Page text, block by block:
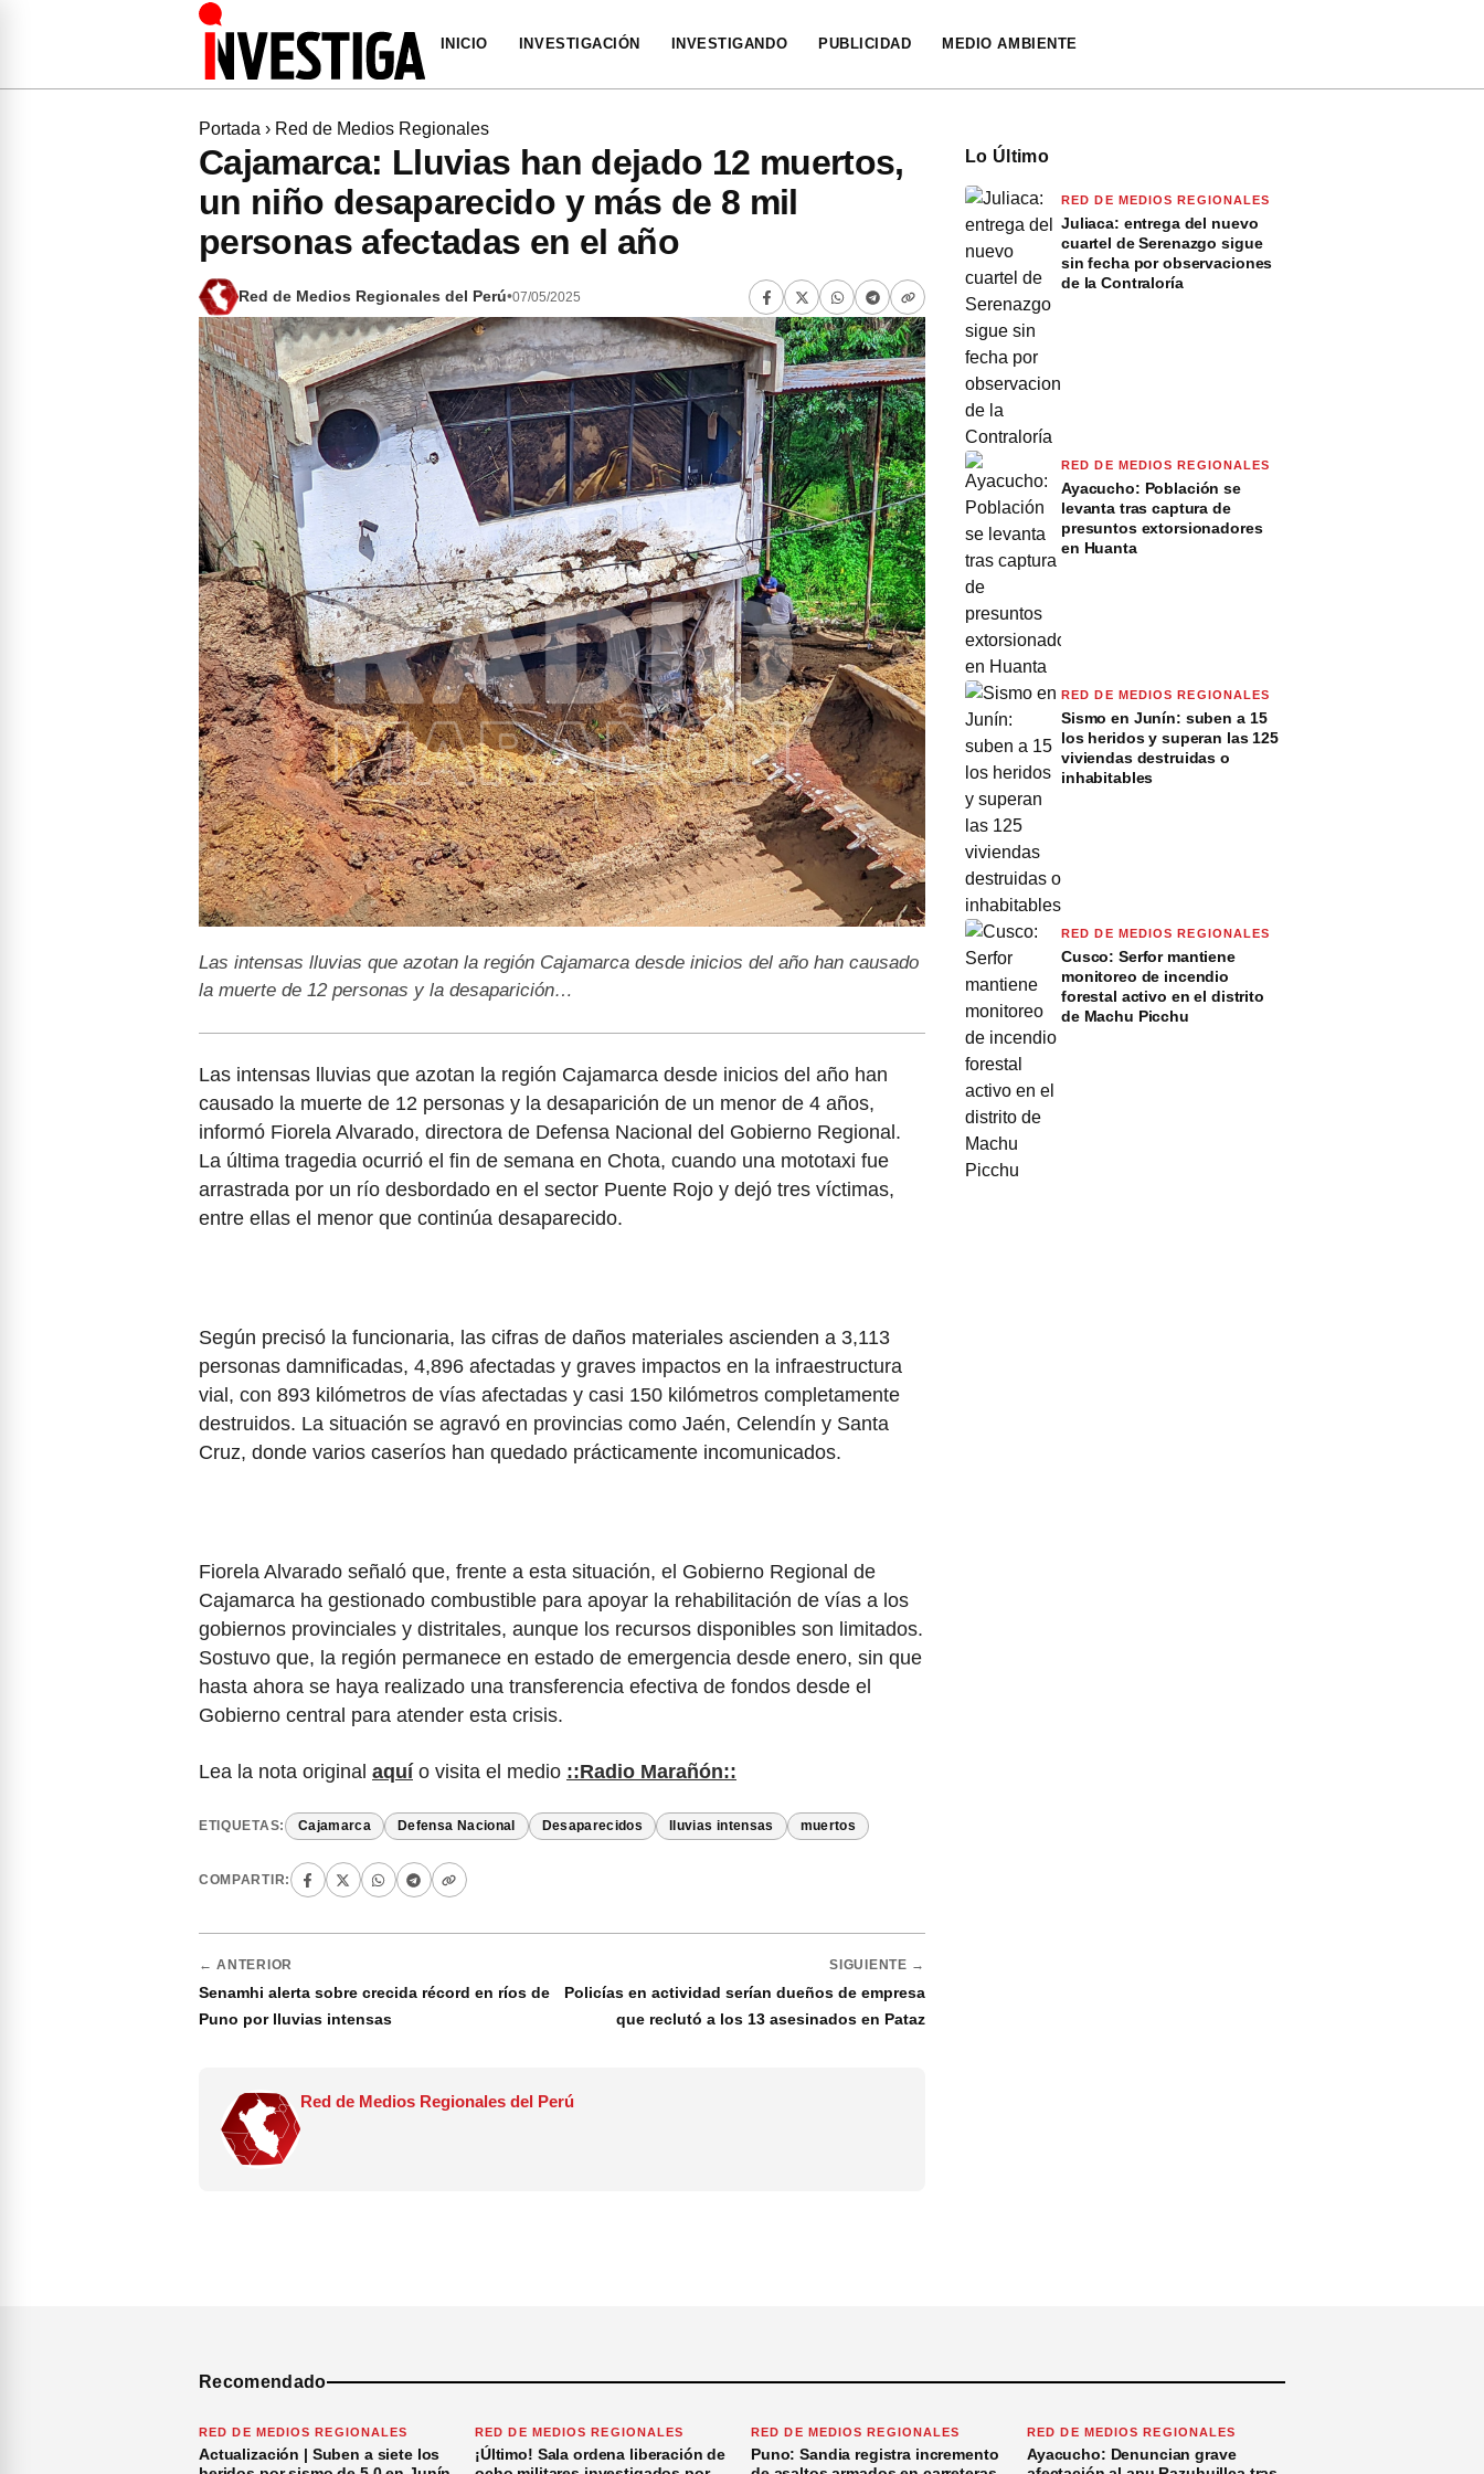
INICIO INVESTIGACIÓN INVESTIGANDO PUBLICIDAD MEDIO AMBIENTE
Portada › Red de Medios Regionales
Cajamarca: Lluvias han dejado 12 muertos,
un niño desaparecido y más de 8 mil
personas afectadas en el año
Red de Medios Regionales del Perú•07/05/2025
Las intensas lluvias que azotan la región Cajamarca desde inicios del año han causado
la muerte de 12 personas y la desaparición…
Las intensas lluvias que azotan la región Cajamarca desde inicios del año han
causado la muerte de 12 personas y la desaparición de un menor de 4 años,
informó Fiorela Alvarado, directora de Defensa Nacional del Gobierno Regional.
La última tragedia ocurrió el fin de semana en Chota, cuando una mototaxi fue
arrastrada por un río desbordado en el sector Puente Rojo y dejó tres víctimas,
entre ellas el menor que continúa desaparecido.
Según precisó la funcionaria, las cifras de daños materiales ascienden a 3,113
personas damnificadas, 4,896 afectadas y graves impactos en la infraestructura
vial, con 893 kilómetros de vías afectadas y casi 150 kilómetros completamente
destruidos. La situación se agravó en provincias como Jaén, Celendín y Santa
Cruz, donde varios caseríos han quedado prácticamente incomunicados.
Fiorela Alvarado señaló que, frente a esta situación, el Gobierno Regional de
Cajamarca ha gestionado combustible para apoyar la rehabilitación de vías a los
gobiernos provinciales y distritales, aunque los recursos disponibles son limitados.
Sostuvo que, la región permanece en estado de emergencia desde enero, sin que
hasta ahora se haya realizado una transferencia efectiva de fondos desde el
Gobierno central para atender esta crisis.
Lea la nota original aquío visita el medio ::Radio Marañón::
ETIQUETAS: Cajamarca Defensa Nacional Desaparecidos lluvias intensas muertos
COMPARTIR:
← ANTERIOR
Senamhi alerta sobre crecida récord en ríos de
Puno por lluvias intensas
SIGUIENTE →
Policías en actividad serían dueños de empresa
que reclutó a los 13 asesinados en Pataz
Red de Medios Regionales del Perú
Lo Último
RED DE MEDIOS REGIONALES
Juliaca: entrega del nuevo
cuartel de Serenazgo sigue
sin fecha por observaciones
de la Contraloría
RED DE MEDIOS REGIONALES
Ayacucho: Población se
levanta tras captura de
presuntos extorsionadores
en Huanta
RED DE MEDIOS REGIONALES
Sismo en Junín: suben a 15
los heridos y superan las 125
viviendas destruidas o
inhabitables
RED DE MEDIOS REGIONALES
Cusco: Serfor mantiene
monitoreo de incendio
forestal activo en el distrito
de Machu Picchu
Recomendado
RED DE MEDIOS REGIONALES
Actualización | Suben a siete los
RED DE MEDIOS REGIONALES
¡Último! Sala ordena liberación de
RED DE MEDIOS REGIONALES
Puno: Sandia registra incremento
RED DE MEDIOS REGIONALES
Ayacucho: Denuncian grave